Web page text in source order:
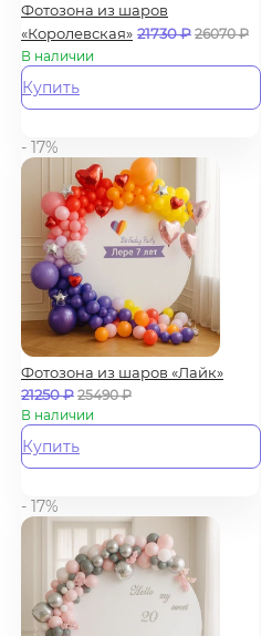
Фотозона из шаров
«Королевская» 21730₽ 26070₽
В наличии
Купить
- 17%
Фотозона из шаров «Лайк»
21250₽ 25490₽
В наличии
Купить
- 17%